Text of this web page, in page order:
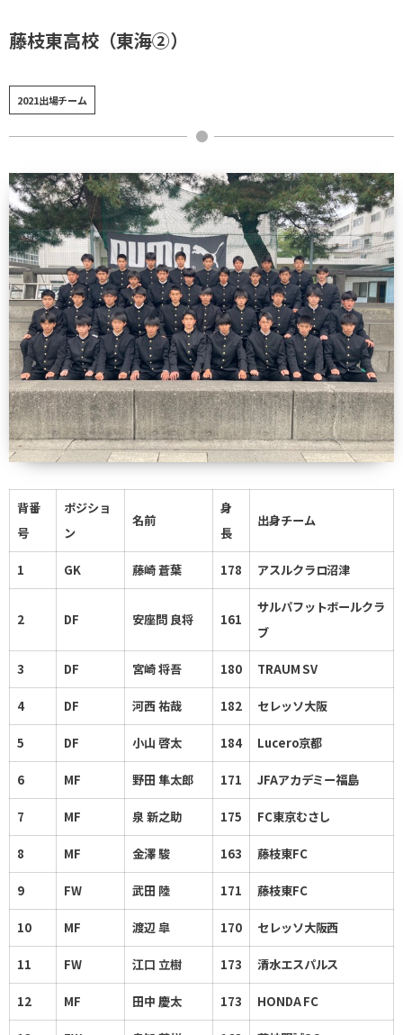
藤枝東高校（東海②）
2021出場チーム
背番
号
ポジショ
ン
名前
身
長
出身チーム
1 GK 藤崎 蒼葉 178 アスルクラロ沼津
2 DF 安座問 良将 161
サルパフットボールクラ
ブ
3 DF 宮崎 将吾 180 TRAUM SV
4 DF 河西 祐哉 182 セレッソ大阪
5 DF 小山 啓太 184 Lucero京都
6 MF 野田 隼太郎 171 JFAアカデミー福島
7 MF 泉 新之助 175 FC東京むさし
8 MF 金澤 駿 163 藤枝東FC
9 FW 武田 陸 171 藤枝東FC
10 MF 渡辺 皐 170 セレッソ大阪西
11 FW 江口 立樹 173 清水エスパルス
12 MF 田中 慶太 173 HONDA FC